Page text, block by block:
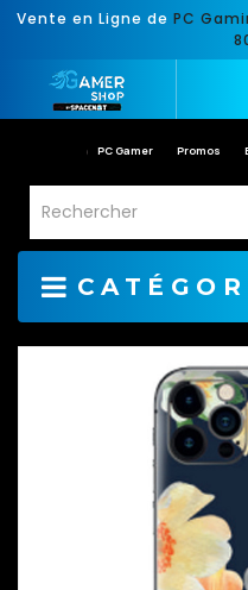
Vente en Ligne de PC
PC Gamer Promos